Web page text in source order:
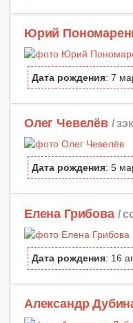
Юрий
Дата рождения: 7
Олег Чевелёв / зэк
Дата рождения: 5
Елена Грибова /
Дата рождения: 16
Александр